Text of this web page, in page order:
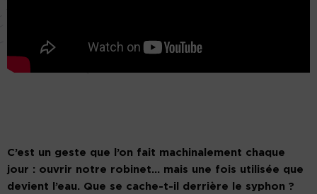
C’est un geste que l’on fait machinalement chaque
jour : ouvrir notre robinet… mais une fois utilisée que
devient l’eau. Que se cache-t-il derrière le syphon ?